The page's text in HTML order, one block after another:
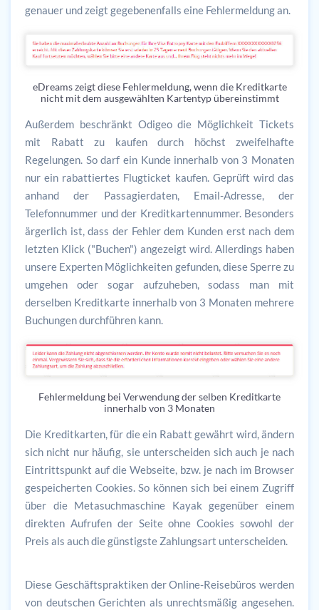
genauer und zeigt gegebenenfalls eine Fehlermeldung an.
eDreams zeigt diese Fehlermeldung, wenn die Kreditkarte
nicht mit dem ausgewählten Kartentyp übereinstimmt
Außerdem beschränkt Odigeo die Möglichkeit Tickets
mit Rabatt zu kaufen durch höchst zweifelhafte
Regelungen. So darf ein Kunde innerhalb von 3 Monaten
nur ein rabattiertes Flugticket kaufen. Geprüft wird das
anhand der Passagierdaten, Email-Adresse, der
Telefonnummer und der Kreditkartennummer. Besonders
ärgerlich ist, dass der Fehler dem Kunden erst nach dem
letzten Klick ("Buchen") angezeigt wird. Allerdings haben
unsere Experten Möglichkeiten gefunden, diese Sperre zu
umgehen oder sogar aufzuheben, sodass man mit
derselben Kreditkarte innerhalb von 3 Monaten mehrere
Buchungen durchführen kann.
Fehlermeldung bei Verwendung der selben Kreditkarte
innerhalb von 3 Monaten
Die Kreditkarten, für die ein Rabatt gewährt wird, ändern
sich nicht nur häufig, sie unterscheiden sich auch je nach
Eintrittspunkt auf die Webseite, bzw. je nach im Browser
gespeicherten Cookies. So können sich bei einem Zugriff
über die Metasuchmaschine Kayak gegenüber einem
direkten Aufrufen der Seite ohne Cookies sowohl der
Preis als auch die günstigste Zahlungsart unterscheiden.
Diese Geschäftspraktiken der Online-Reisebüros werden
von deutschen Gerichten als unrechtsmäßig angesehen.